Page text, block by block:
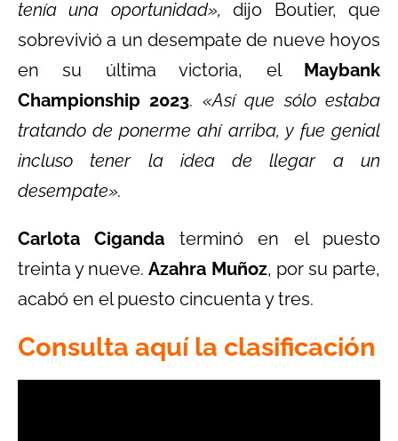
tenía una oportunidad», dijo Boutier, que
sobrevivió a un desempate de nueve hoyos
en su última victoria, el Maybank
Championship 2023. «Así que sólo estaba
tratando de ponerme ahí arriba, y fue genial
incluso tener la idea de llegar a un
desempate».
Carlota Ciganda terminó en el puesto
treinta y nueve.Azahra Muñoz, por su parte,
acabó en el puesto cincuenta y tres.
Consulta aquí la clasificación